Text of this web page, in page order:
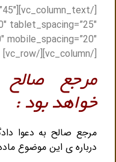
tablet_spacing=”25″
[/vc_column][/vc_row]
مرجع صالح
خواهد بود :
مرجع صالح به دعوا
درباره ی این موضوع ماده ۴ قانون ثبت احوال مقرر می